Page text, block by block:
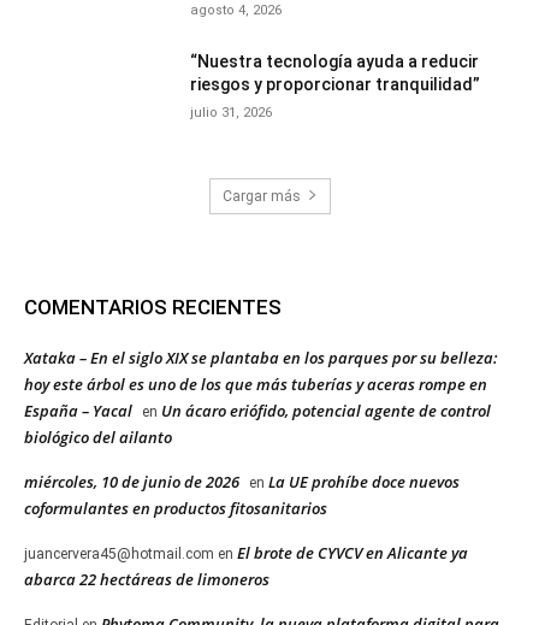
agosto 4, 2026
“Nuestra tecnología ayuda a reducir
riesgos y proporcionar tranquilidad”
julio 31, 2026
Cargar más
COMENTARIOS RECIENTES
Xataka – En el siglo XIX se plantaba en los parques por su belleza:
hoy este árbol es uno de los que más tuberías y aceras rompe en
España – Yacal
en Un ácaro eriófido, potencial agente de control
biológico del ailanto
miércoles, 10 de junio de 2026 en La UE prohíbe doce nuevos
coformulantes en productos fitosanitarios
juancervera45@hotmail.com en El brote de CYVCV en Alicante ya
abarca 22 hectáreas de limoneros